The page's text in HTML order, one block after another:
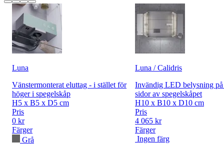
Luna
Vänstermonterat eluttag - i stället för
höger i spegelskåp
H5 x B5 x D5 cm
Pris
0 kr
Färger
Grå
Luna / Calidris
Invändig LED belysning på
sidor av spegelskåpet
H10 x B10 x D10 cm
Pris
4 065 kr
Färger
Ingen färg